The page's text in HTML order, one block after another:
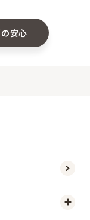
安心